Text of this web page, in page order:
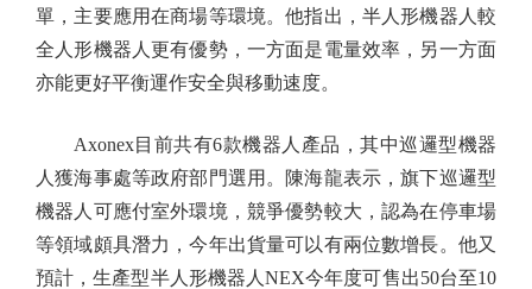
單，主要應用在商場等環境。他指出，半人形機器人較
全人形機器人更有優勢，一方面是電量效率，另一方面
亦能更好平衡運作安全與移動速度。
Axonex目前共有6款機器人產品，其中巡邏型機器
人獲海事處等政府部門選用。陳海龍表示，旗下巡邏型
機器人可應付室外環境，競爭優勢較大，認為在停車場
等領域頗具潛力，今年出貨量可以有兩位數增長。他又
預計，生產型半人形機器人NEX今年度可售出50台至10